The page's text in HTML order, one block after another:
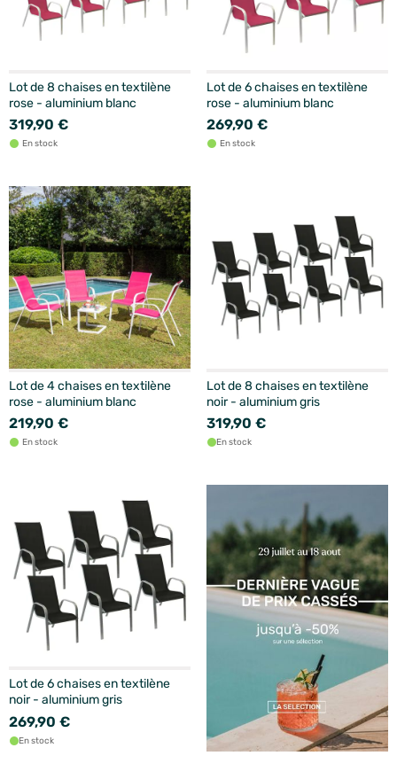
Lot de 8 chaises en textilène
rose - aluminium blanc
319,90 €
En stock
Lot de 6 chaises en textilène
rose - aluminium blanc
269,90 €
En stock
Lot de 4 chaises en textilène
rose - aluminium blanc
219,90 €
En stock
Lot de 8 chaises en textilène
noir - aluminium gris
319,90 €
En stock
Lot de 6 chaises en textilène
noir - aluminium gris
269,90 €
En stock